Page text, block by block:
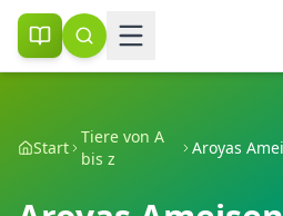
Start
Tiere von A
bis z